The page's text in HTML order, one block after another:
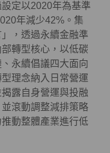
定以2020年為基準
年減少42%。集
，透過永續金融準
轉型核心，以低碳
永續倡議四大面向
理念納入日常營運
露自身營運與投融
滾動調整減排策略
動整體產業進行低